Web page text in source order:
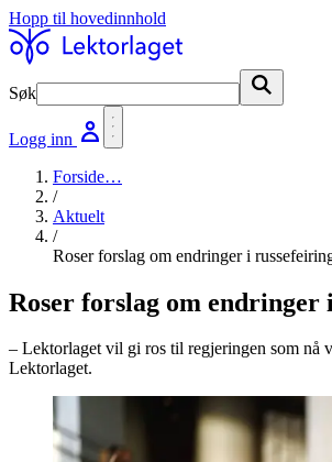
Hopp til hovedinnhold
Søk
Logg inn
Forside…
/
Aktuelt
/
Roser forslag om endringer i
Roser forslag om endringer
– Lektorlaget vil gi ros til regjeringen som nå
Lektorlaget.